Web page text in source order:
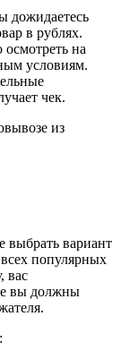
дожидаетесь
в рублях.
на
условиям.
чек.
из
выбрать вариант
популярных
вас
вы должны